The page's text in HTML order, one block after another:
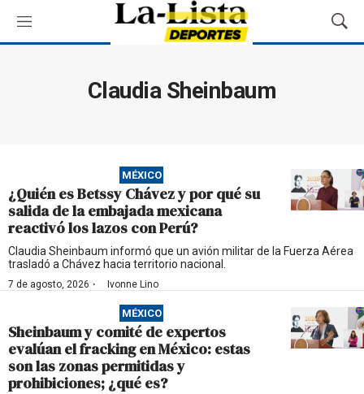
M
e
M
o
q
u
d
Claudia Sheinbaum
MÉXICO
¿Quién es Betssy Chávez y por qué su
salida de la embajada mexicana
reactivó los lazos con Perú?
Claudia Sheinbaum informó que un avión militar de la Fuerza Aérea
trasladó a Chávez hacia territorio nacional.
7 de agosto, 2026 · Ivonne Lino
MÉXICO
Sheinbaum y comité de expertos
evalúan el fracking en México: estas
son las zonas permitidas y
prohibiciones; ¿qué es?